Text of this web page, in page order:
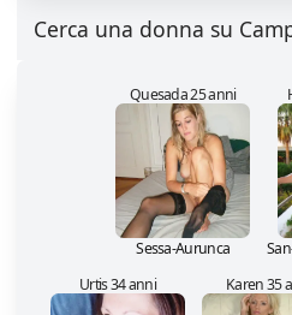
Cerca una donna su
Quesada 25 anni
Sessa-Aurunca
Urtis 34 anni
Karen 35